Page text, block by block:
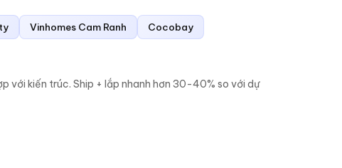
Vinhomes Cam Ranh
Cocobay
với kiến trúc. Ship + lắp nhanh hơn 30-40% so với dự